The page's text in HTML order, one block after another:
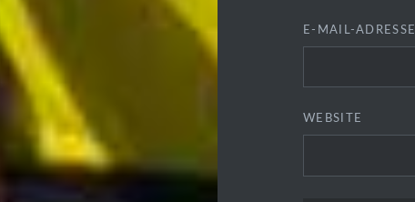
E-MAIL-ADRESSE
WEBSITE